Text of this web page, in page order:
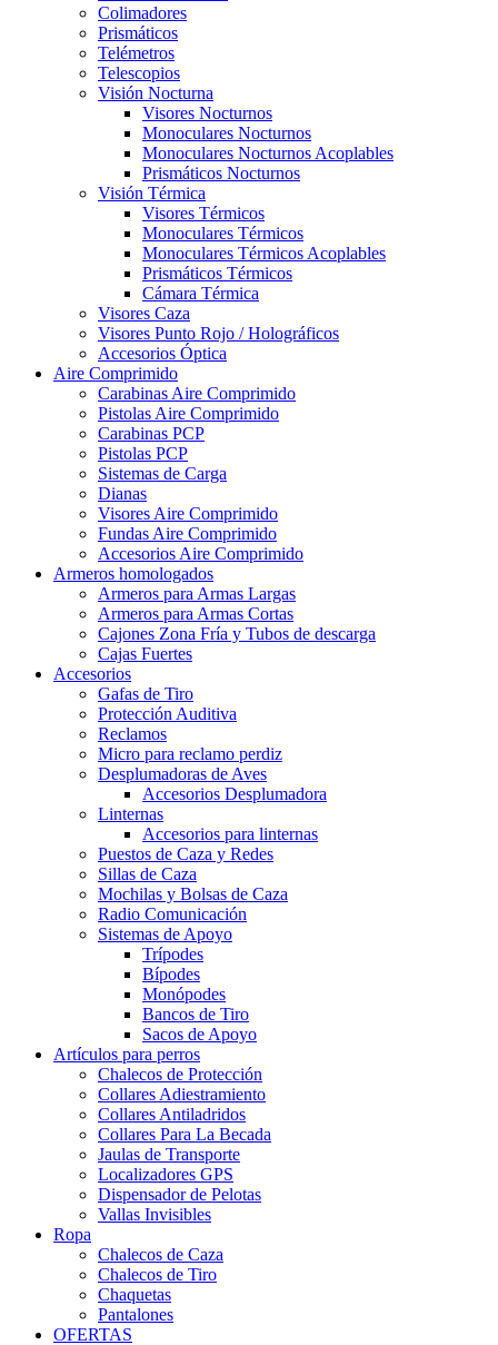
Colimadores
Prismáticos
Telémetros
Telescopios
Visión Nocturna
Visores Nocturnos
Monoculares Nocturnos
Monoculares Nocturnos Acoplables
Prismáticos Nocturnos
Visión Térmica
Visores Térmicos
Monoculares Térmicos
Monoculares Térmicos Acoplables
Prismáticos Térmicos
Cámara Térmica
Visores Caza
Visores Punto Rojo / Holográficos
Accesorios Óptica
Aire Comprimido
Carabinas Aire Comprimido
Pistolas Aire Comprimido
Carabinas PCP
Pistolas PCP
Sistemas de Carga
Dianas
Visores Aire Comprimido
Fundas Aire Comprimido
Accesorios Aire Comprimido
Armeros homologados
Armeros para Armas Largas
Armeros para Armas Cortas
Cajones Zona Fría y Tubos de descarga
Cajas Fuertes
Accesorios
Gafas de Tiro
Protección Auditiva
Reclamos
Micro para reclamo perdiz
Desplumadoras de Aves
Accesorios Desplumadora
Linternas
Accesorios para linternas
Puestos de Caza y Redes
Sillas de Caza
Mochilas y Bolsas de Caza
Radio Comunicación
Sistemas de Apoyo
Trípodes
Bípodes
Monópodes
Bancos de Tiro
Sacos de Apoyo
Artículos para perros
Chalecos de Protección
Collares Adiestramiento
Collares Antiladridos
Collares Para La Becada
Jaulas de Transporte
Localizadores GPS
Dispensador de Pelotas
Vallas Invisibles
Ropa
Chalecos de Caza
Chalecos de Tiro
Chaquetas
Pantalones
OFERTAS